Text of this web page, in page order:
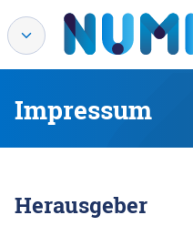
Impressum
Herausgeber